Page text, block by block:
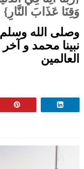
وَقِنَا عَذَابَ النَّارِ }
وصلى الله
نبينا محمد و
العالمين